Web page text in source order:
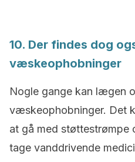
10. Der findes dog
væskeophobninger
Nogle gange kan lægen
væskeophobninger. Det
at gå med støttestrømpe
tage vanddrivende